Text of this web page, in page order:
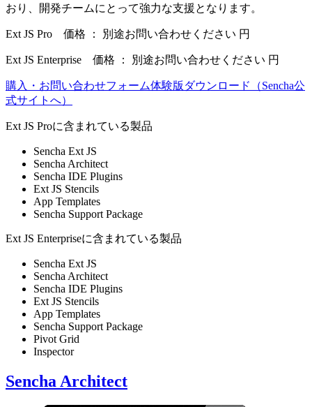
おり、開発チームにとって強力な支援となります。
Ext JS Pro 価格 ： 別途お問い合わせください 円
Ext JS Enterprise 価格 ： 別途お問い合わせください 円
購入・お問い合わせフォーム体験版ダウンロード（Sencha公
式サイトへ）
Ext JS Proに含まれている製品
Sencha Ext JS
Sencha Architect
Sencha IDE Plugins
Ext JS Stencils
App Templates
Sencha Support Package
Ext JS Enterpriseに含まれている製品
Sencha Ext JS
Sencha Architect
Sencha IDE Plugins
Ext JS Stencils
App Templates
Sencha Support Package
Pivot Grid
Inspector
Sencha Architect